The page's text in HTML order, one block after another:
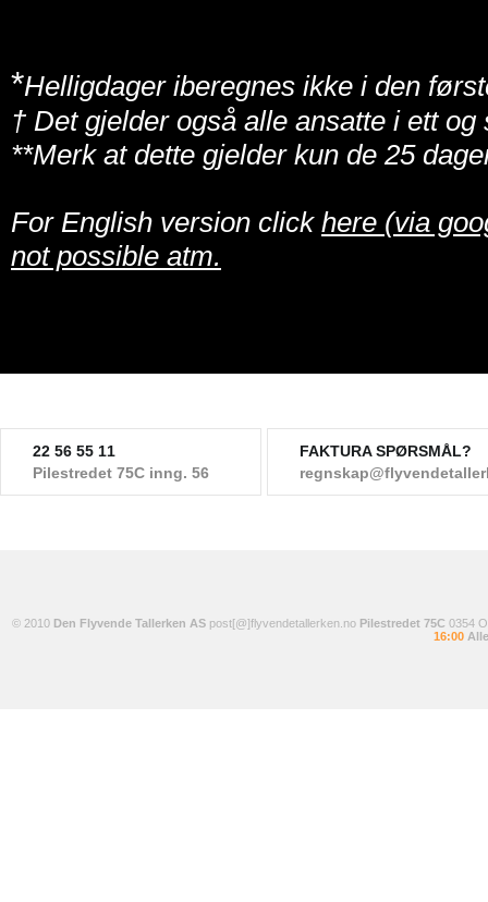
*Helligdager iberegnes ikke i den
† Det gjelder også alle ansatte i ett
**Merk at dette gjelder kun de 25
For English version click here (via
not possible atm.
22 56 55 11
Pilestredet 75C inng. 56
FAKTURA SPØRSMÅL?
© 2010 Den Flyvende Tallerken ASpost[@]flyvendetallerken.no Pilestredet 75C 0354
16:00